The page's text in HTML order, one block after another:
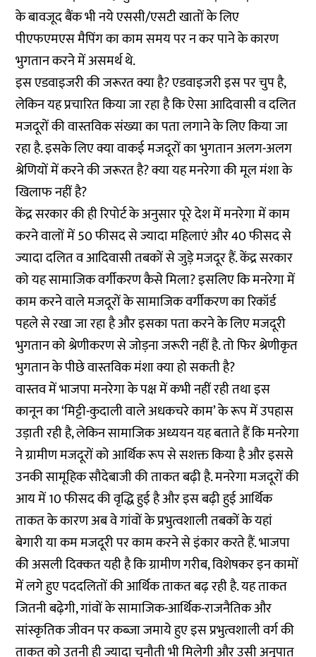
के बावजूद बैंक भी नये एससी/एसटी खातों के लिए
पीएफएमएस मैपिंग का काम समय पर न कर पाने के कारण
भुगतान करने में असमर्थ थे.
इस एडवाइजरी की जरूरत क्या है? एडवाइजरी इस पर चुप है,
लेकिन यह प्रचारित किया जा रहा है कि ऐसा आदिवासी व दलित
मजदूरों की वास्तविक संख्या का पता लगाने के लिए किया जा
रहा है. इसके लिए क्या वाकई मजदूरों का भुगतान अलग-अलग
श्रेणियों में करने की जरूरत है? क्या यह मनरेगा की मूल मंशा के
खिलाफ नहीं है?
केंद्र सरकार की ही रिपोर्ट के अनुसार पूरे देश में मनरेगा में काम
करने वालों में 50 फीसद से ज्यादा महिलाएं और 40 फीसद से
ज्यादा दलित व आदिवासी तबकों से जुड़े मजदूर हैं. केंद्र सरकार
को यह सामाजिक वर्गीकरण कैसे मिला? इसलिए कि मनरेगा में
काम करने वाले मजदूरों के सामाजिक वर्गीकरण का रिकॉर्ड
पहले से रखा जा रहा है और इसका पता करने के लिए मजदूरी
भुगतान को श्रेणीकरण से जोड़ना जरूरी नहीं है. तो फिर श्रेणीकृत
भुगतान के पीछे वास्तविक मंशा क्या हो सकती है?
वास्तव में भाजपा मनरेगा के पक्ष में कभी नहीं रही तथा इस
कानून का ‘मिट्टी-कुदाली वाले अधकचरे काम’ के रूप में उपहास
उड़ाती रही है, लेकिन सामाजिक अध्ययन यह बताते हैं कि मनरेगा
ने ग्रामीण मजदूरों को आर्थिक रूप से सशक्त किया है और इससे
उनकी सामूहिक सौदेबाजी की ताकत बढ़ी है. मनरेगा मजदूरों की
आय में 10 फीसद की वृद्धि हुई है और इस बढ़ी हुई आर्थिक
ताकत के कारण अब वे गांवों के प्रभुत्वशाली तबकों के यहां
बेगारी या कम मजदूरी पर काम करने से इंकार करते हैं. भाजपा
की असली दिक्कत यही है कि ग्रामीण गरीब, विशेषकर इन कामों
में लगे हुए पददलितों की आर्थिक ताकत बढ़ रही है. यह ताकत
जितनी बढ़ेगी, गांवों के सामाजिक-आर्थिक-राजनैतिक और
सांस्कृतिक जीवन पर कब्जा जमाये हुए इस प्रभुत्वशाली वर्ग की
ताकत को उतनी ही ज्यादा चुनौती भी मिलेगी और उसी अनुपात